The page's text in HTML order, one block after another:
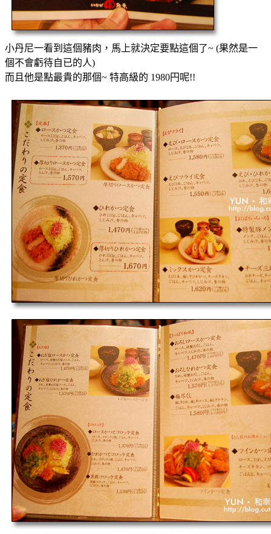
小丹尼一看到這個豬肉，馬上就決定要點這個了~ (果然是一
個不會虧待自已的人)
而且他是點最貴的那個~ 特高級的 1980円呢!!